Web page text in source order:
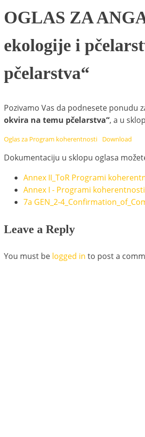
OGLAS ZA
ekologije i
pčelarstva“
Pozivamo Vas da podnesete ponudu
okvira na temu pčelarstva“, a u
Oglas za Program koherentnosti Download
Dokumentaciju u sklopu oglasa
Annex II_ToR Programi
Annex I - Programi koherentnosti
7a GEN_2-
Leave a Reply
You must be logged in to post a